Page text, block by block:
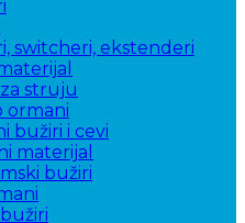
switcheri, ekstenderi
struju
ormani
bužiri i cevi
materijal
bužiri